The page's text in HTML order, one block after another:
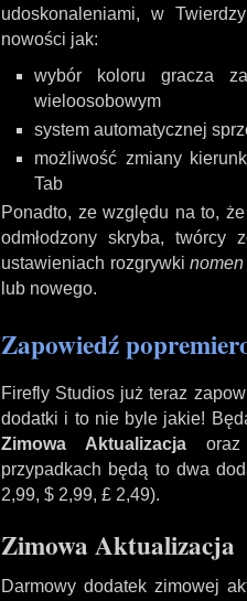
udoskonaleniami, w
nowości jak:
wybór koloru gracza
wieloosobowym
system automatycznej
możliwość zmiany
Tab
Ponadto, ze względu na to,
odmłodzony skryba,
ustawieniach rozgrywki
lub nowego.
Zapowiedź
Firefly Studios już teraz
dodatki i to nie byle jakie!
Zimowa Aktualizacja
przypadkach będą to dwa
2,99, $ 2,99, £ 2,49).
Zimowa Aktualizacja
Darmowy dodatek zimowej